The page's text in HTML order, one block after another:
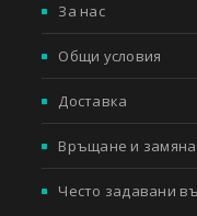
За нас
Общи условия
Доставка
Връщане и замяна
Често задавани